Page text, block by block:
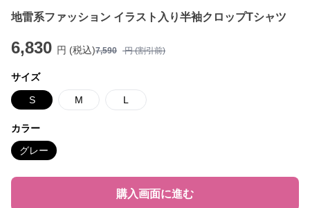
地雷系ファッション イラスト入り半袖クロップTシャツ
6,830 円 (税込)7,590 円 (割引前)
サイズ
S M L
カラー
グレー
購入画面に進む